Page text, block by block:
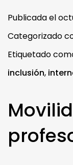
Publicada el
Categorizado
Etiquetado
inclusión,